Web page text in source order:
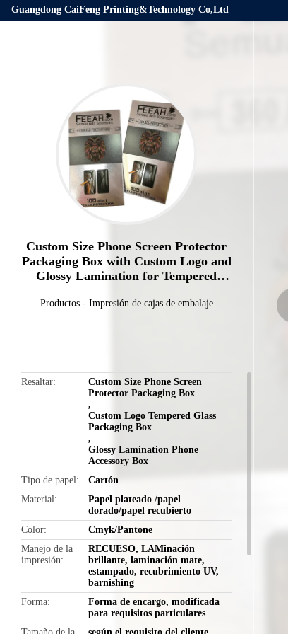
Guangdong CaiFeng Printing&Technology Co,Ltd
Custom Size Phone Screen Protector
Packaging Box with Custom Logo and
Glossy Lamination for Tempered
Productos- Impresión de cajas de embalaje
Resaltar
Custom Size Phone Screen
Protector Packaging Box
,
Custom Logo Tempered Glass
Packaging Box
,
Glossy Lamination Phone
Accessory Box
Tipo de papel
Cartón
Material
Papel plateado /papel
dorado/papel recubierto
Color
Cmyk/Pantone
Manejo de la
impresión
RECUESO, LAMinación
brillante, laminación mate,
estampado, recubrimiento UV,
barnishing
Forma
Forma de encargo, modificada
para requisitos particulares